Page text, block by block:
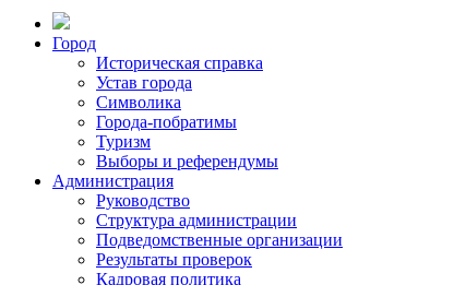
Город
Историческая справка
Устав города
Символика
Города-побратимы
Туризм
Выборы и референдумы
Администрация
Руководство
Структура администрации
Подведомственные организации
Результаты проверок
Кадровая политика